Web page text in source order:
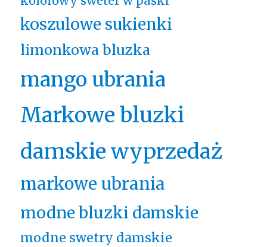
koszulowe sukienki
limonkowa bluzka
mango ubrania
Markowe bluzki
damskie wyprzedaż
markowe ubrania
modne bluzki damskie
modne swetry damskie